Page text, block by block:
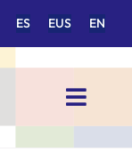
ES EUS EN
Toggle